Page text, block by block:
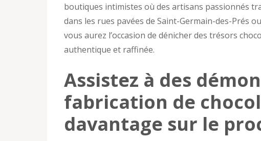
boutiques intimistes où des artisans passionnés
dans les rues pavées de Saint-Germain-des-Prés
vous aurez l’occasion de dénicher des trésors
authentique et raffinée.
Assistez à des
fabrication de
davantage sur le